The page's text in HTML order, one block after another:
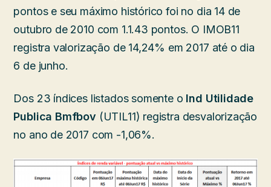
pontos e seu máximo histórico foi no dia 14 de
outubro de 2010 com 1.1.43 pontos. O IMOB11
registra valorização de 14,24% em 2017 até o dia
6 de junho.
Dos 23 índices listados somente o Ind Utilidade
Publica Bmfbov (UTIL11) registra desvalorização
no ano de 2017 com -1,06%.